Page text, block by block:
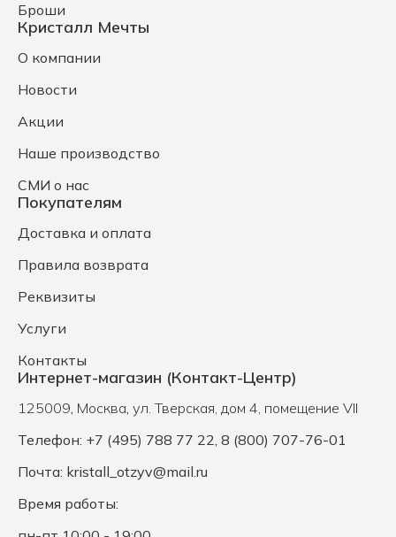
Броши
Кристалл Мечты
О компании
Новости
Акции
Наше производство
СМИ о нас
Покупателям
Доставка и оплата
Правила возврата
Реквизиты
Услуги
Контакты
Интернет-магазин (Контакт-Центр)
125009, Москва, ул. Тверская, дом 4, помещение VII
Телефон: +7 (495) 788 77 22, 8 (800) 707-76-01
Почта: kristall_otzyv@mail.ru
Время работы: